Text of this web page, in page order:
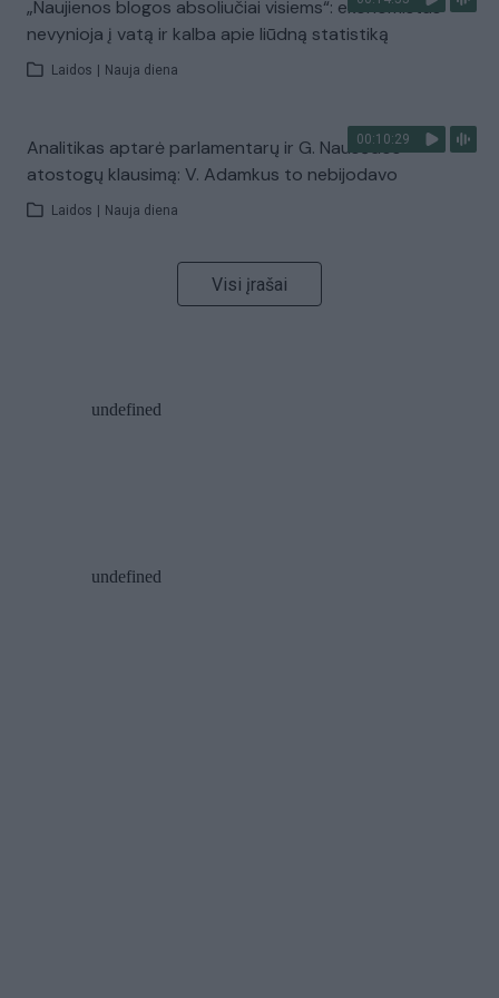
„Naujienos blogos absoliučiai visiems“: ekonomistas
nevynioja į vatą ir kalba apie liūdną statistiką
Laidos Nauja diena
00:10:29
Analitikas aptarė parlamentarų ir G. Nausėdos
atostogų klausimą: V. Adamkus to nebijodavo
Laidos Nauja diena
Visi įrašai